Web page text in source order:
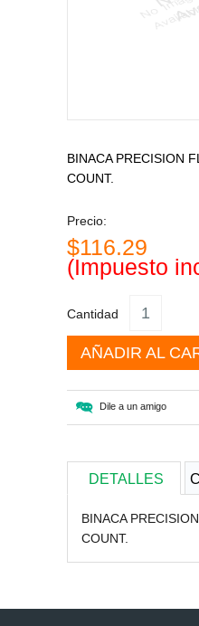
BINACA PRECISION
COUNT.
Precio:
$116.29
(Impuesto
Cantidad
AÑADIR AL
Dile a un amigo
DETALLES
BINACA
COUNT.